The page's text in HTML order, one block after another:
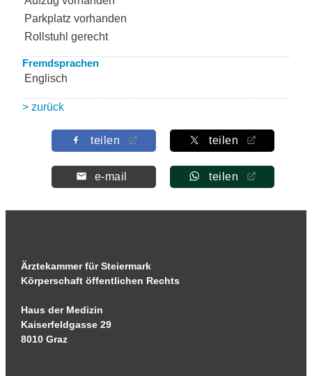
Parkplatz vorhanden
Rollstuhl gerecht
Fremdsprachen
Englisch
> zurück
teilen teilen
e-mail teilen
Ärztekammer für Steiermark
Körperschaft öffentlichen Rechts
Haus der Medizin
Kaiserfeldgasse 29
8010 Graz